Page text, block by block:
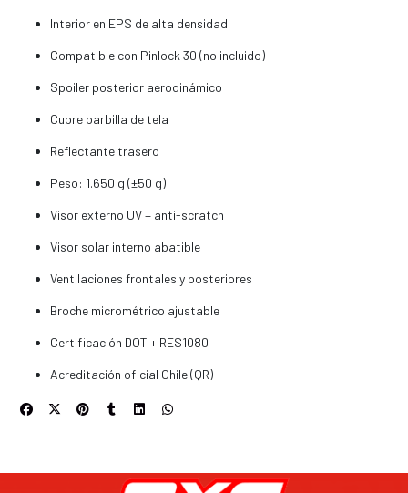
Interior en EPS de alta densidad
Compatible con Pinlock 30 (no incluido)
Spoiler posterior aerodinámico
Cubre barbilla de tela
Reflectante trasero
Peso: 1.650 g (±50 g)
Visor externo UV + anti-scratch
Visor solar interno abatible
Ventilaciones frontales y posteriores
Broche micrométrico ajustable
Certificación DOT + RES1080
Acreditación oficial Chile (QR)